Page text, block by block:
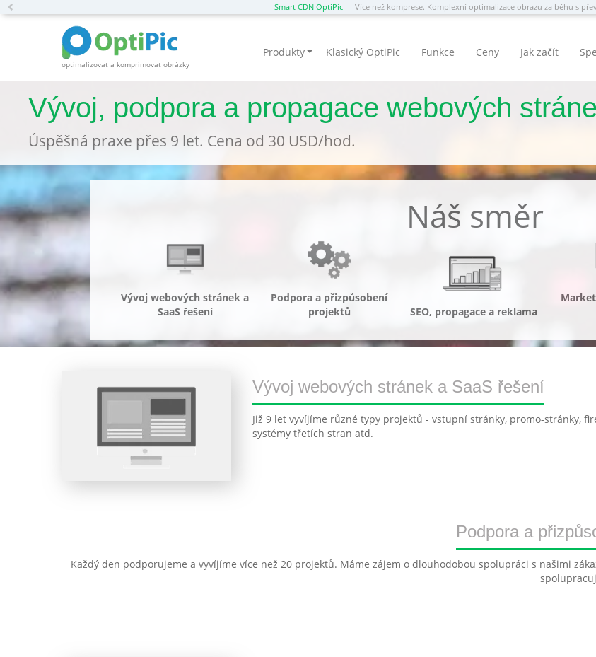
Smart CDN OptiPic — Více než komprese. Komplexní optimalizace obrazu za běhu s
optimalizovat a komprimovat obrázky
Produkty Klasický OptiPic Funkce Ceny Jak začít
Vývoj, podpora a propagace webových
Úspěšná praxe přes 9 let. Cena od 30 USD/hod.
Náš směr
Vývoj webových stránek a
SaaS řešení
Podpora a přizpůsobení
projektů
SEO, propagace a reklama
Vývoj webových stránek a SaaS řešení
Již 9 let vyvíjíme různé typy projektů - vstupní stránky, promo-stránky,
systémy třetích stran atd.
Podpora a
Každý den podporujeme a vyvíjíme více než 20 projektů. Máme zájem o dlouhodobou spolupráci s našimi